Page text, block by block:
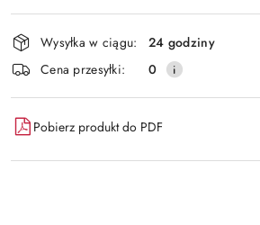
Wyślij
Dostępność
i
dostawa
Wysyłka w ciągu:
24 godziny
Cena przesyłki:
0
Pobierz produkt do PDF